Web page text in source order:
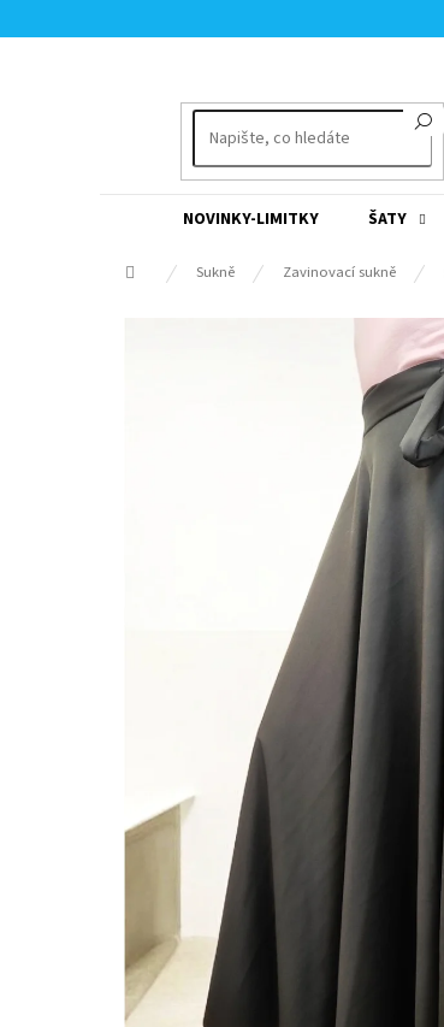
na
NOVINKY-LIMITKY ŠATY
Domů Sukně Zavinovací sukně